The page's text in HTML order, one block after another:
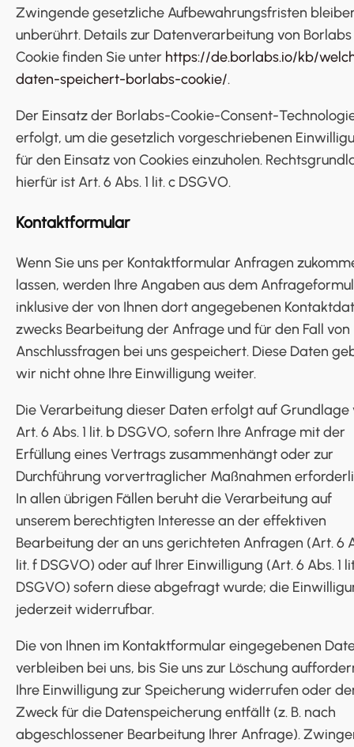
Zwingende gesetzliche Aufbewahrungsfristen
unberührt. Details zur Datenverarbeitung von Borlabs
Cookie finden Sie unter https://de.borlabs.io/kb/
daten-speichert-borlabs-cookie/.
Der Einsatz der Borlabs-Cookie-Consent-
erfolgt, um die gesetzlich vorgeschriebenen
für den Einsatz von Cookies einzuholen.
hierfür ist Art. 6 Abs. 1 lit. c DSGVO.
Kontaktformular
Wenn Sie uns per Kontaktformular Anfragen
lassen, werden Ihre Angaben aus dem
inklusive der von Ihnen dort angegebenen
zwecks Bearbeitung der Anfrage und für den Fall von
Anschlussfragen bei uns gespeichert. Diese Daten
wir nicht ohne Ihre Einwilligung weiter.
Die Verarbeitung dieser Daten erfolgt auf Grundlage
Art. 6 Abs. 1 lit. b DSGVO, sofern Ihre Anfrage mit der
Erfüllung eines Vertrags zusammenhängt oder zur
Durchführung vorvertraglicher Maßnahmen
In allen übrigen Fällen beruht die Verarbeitung auf
unserem berechtigten Interesse an der effektiven
Bearbeitung der an uns gerichteten Anfragen (Art. 6
lit. f DSGVO) oder auf Ihrer Einwilligung (Art. 6 Abs. 1
DSGVO) sofern diese abgefragt wurde; die
jederzeit widerrufbar.
Die von Ihnen im Kontaktformular eingegebenen
verbleiben bei uns, bis Sie uns zur Löschung
Ihre Einwilligung zur Speicherung widerrufen oder
Zweck für die Datenspeicherung entfällt (z. B. nach
abgeschlossener Bearbeitung Ihrer Anfrage).